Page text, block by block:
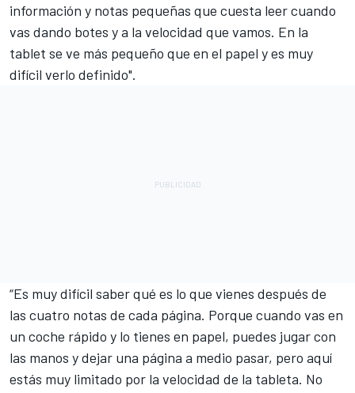
información y notas pequeñas que cuesta leer cuando
vas dando botes y a la velocidad que vamos. En la
tablet se ve más pequeño que en el papel y es muy
difícil verlo definido".
“Es muy difícil saber qué es lo que vienes después de
las cuatro notas de cada página. Porque cuando vas en
un coche rápido y lo tienes en papel, puedes jugar con
las manos y dejar una página a medio pasar, pero aquí
estás muy limitado por la velocidad de la tableta. No